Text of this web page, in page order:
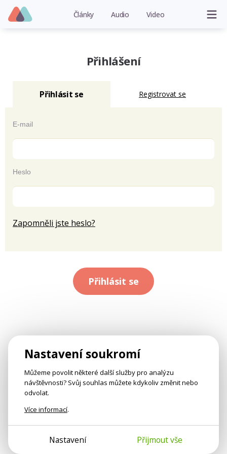
Články Audio Video
Přihlášení
Přihlásit se Registrovat se
E-mail
Heslo
Zapomněli jste heslo?
Přihlásit se
Nastavení soukromí
Můžeme povolit některé další služby pro analýzu
návštěvnosti? Svůj souhlas můžete kdykoliv změnit nebo
odvolat.
Více informací.
Nastavení Přijmout vše